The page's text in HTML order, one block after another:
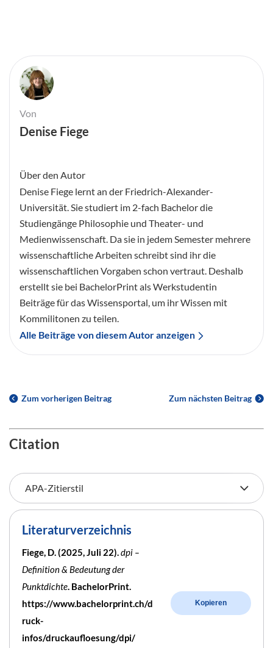
Von
Denise Fiege
Über den Autor
Denise Fiege lernt an der Friedrich-Alexander-
Universität. Sie studiert im 2-fach Bachelor die
Studiengänge Philosophie und Theater- und
Medienwissenschaft. Da sie in jedem Semester mehrere
wissenschaftliche Arbeiten schreibt sind ihr die
wissenschaftlichen Vorgaben schon vertraut. Deshalb
erstellt sie bei BachelorPrint als Werkstudentin
Beiträge für das Wissensportal, um ihr Wissen mit
Kommilitonen zu teilen.
Alle Beiträge von diesem Autor anzeigen
Zum vorherigen Beitrag Zum nächsten Beitrag
Citation
Literaturverzeichnis
Fiege, D. (2025, Juli 22).dpi –
Definition & Bedeutung der
Punktdichte. BachelorPrint.
https://www.bachelorprint.ch/d
ruck-
infos/druckaufloesung/dpi/
Kopieren